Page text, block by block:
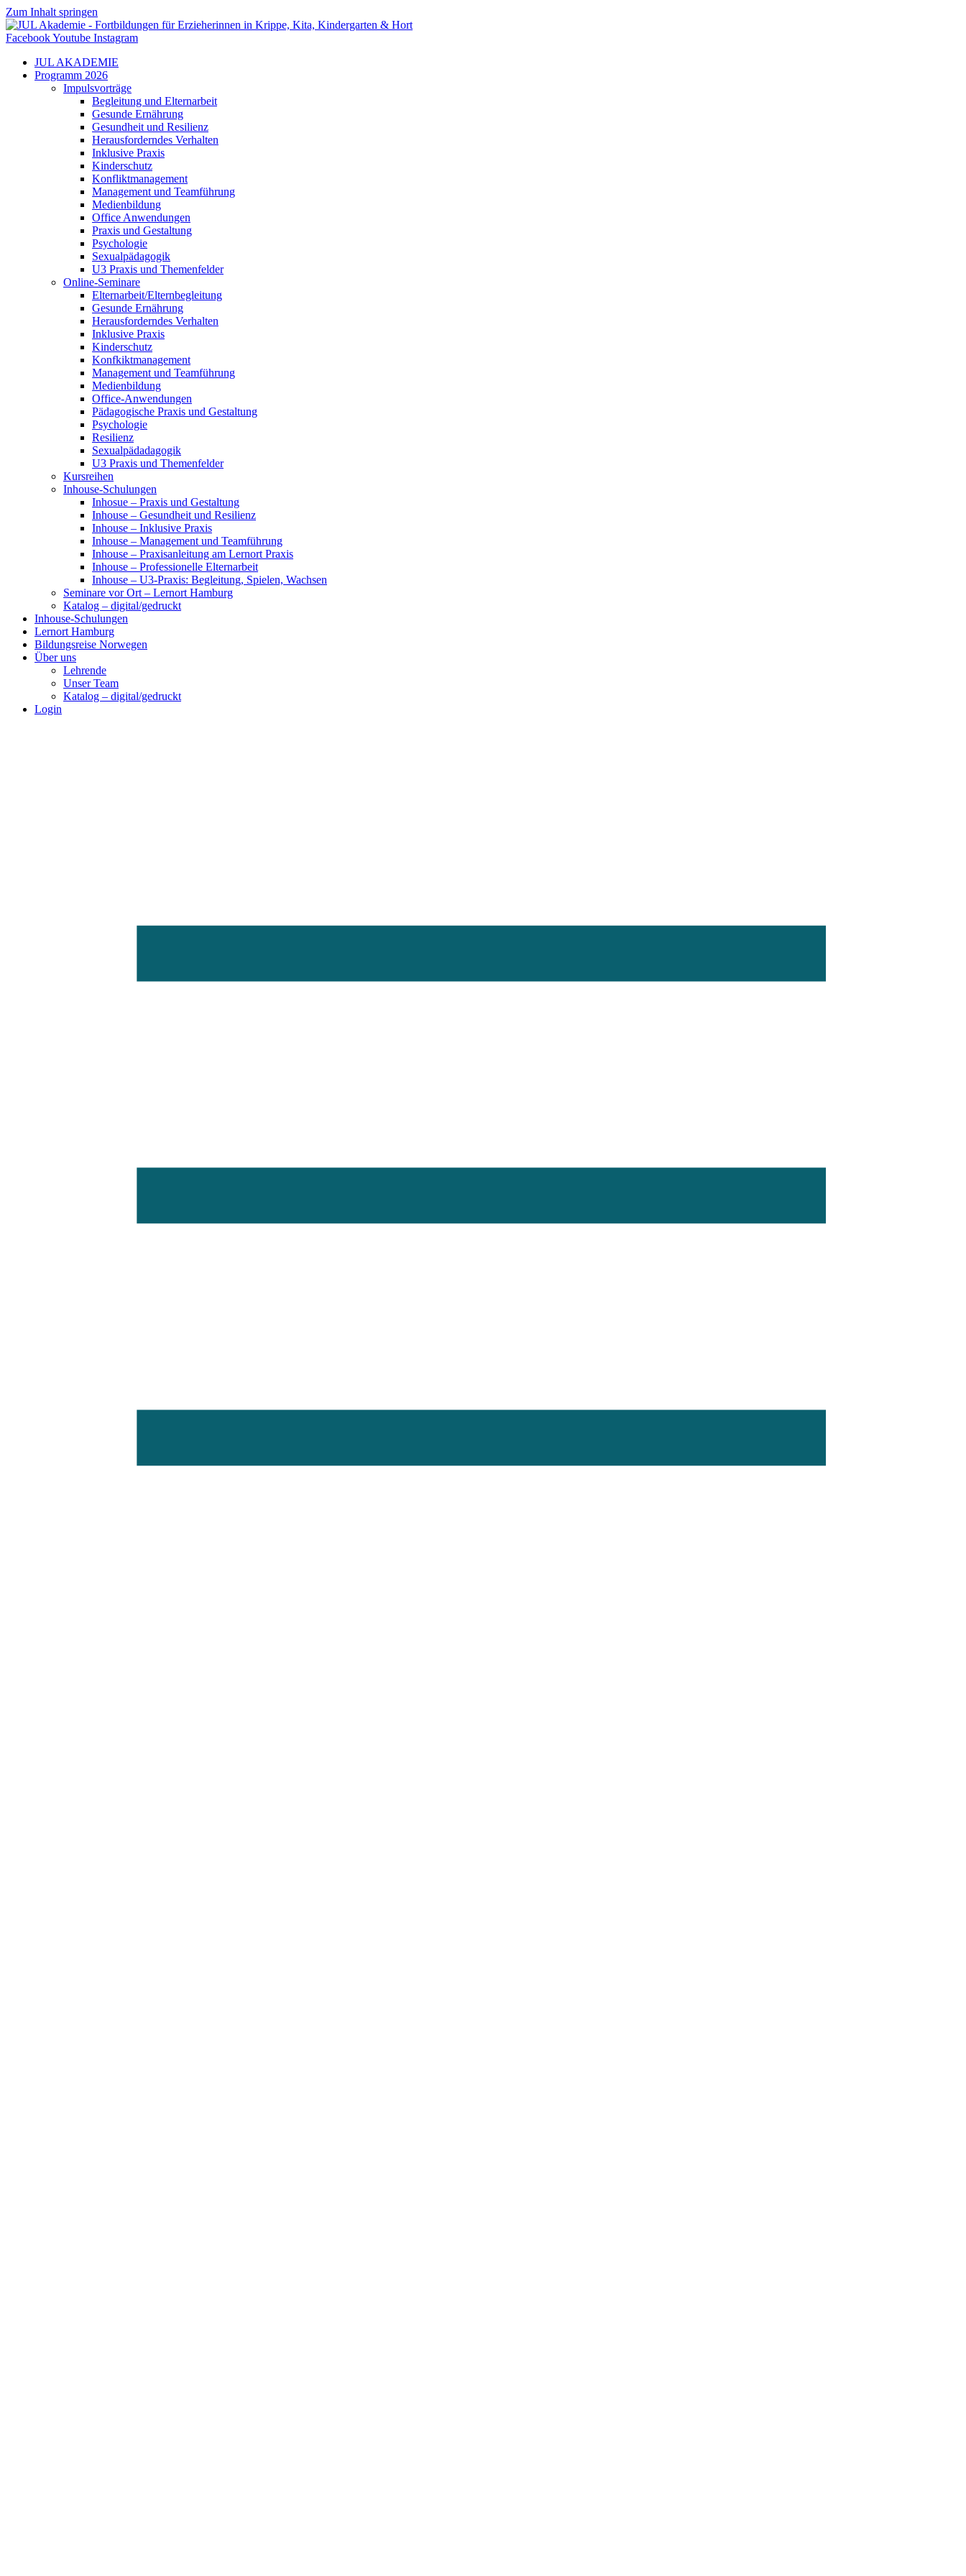
Zum Inhalt springen
FacebookYoutube Instagram
JUL AKADEMIE
Programm 2026
Impulsvorträge
Begleitung und Elternarbeit
Gesunde Ernährung
Gesundheit und Resilienz
Herausforderndes Verhalten
Inklusive Praxis
Kinderschutz
Konfliktmanagement
Management und Teamführung
Medienbildung
Office Anwendungen
Praxis und Gestaltung
Psychologie
Sexualpädagogik
U3 Praxis und Themenfelder
Online-Seminare
Elternarbeit/Elternbegleitung
Gesunde Ernährung
Herausforderndes Verhalten
Inklusive Praxis
Kinderschutz
Konfkiktmanagement
Management und Teamführung
Medienbildung
Office-Anwendungen
Pädagogische Praxis und Gestaltung
Psychologie
Resilienz
Sexualpädadagogik
U3 Praxis und Themenfelder
Kursreihen
Inhouse-Schulungen
Inhosue – Praxis und Gestaltung
Inhouse – Gesundheit und Resilienz
Inhouse – Inklusive Praxis
Inhouse – Management und Teamführung
Inhouse – Praxisanleitung am Lernort Praxis
Inhouse – Professionelle Elternarbeit
Inhouse – U3-Praxis: Begleitung, Spielen, Wachsen
Seminare vor Ort – Lernort Hamburg
Katalog – digital/gedruckt
Inhouse-Schulungen
Lernort Hamburg
Bildungsreise Norwegen
Über uns
Lehrende
Unser Team
Katalog – digital/gedruckt
Login